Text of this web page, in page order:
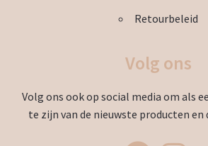
Retourbeleid
Volg ons
Volg ons ook op social media om als
te zijn van de nieuwste producten en